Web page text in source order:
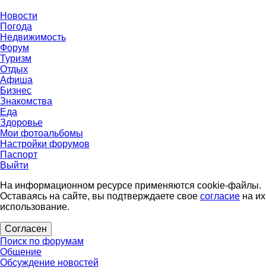
Новости
Погода
Недвижимость
Форум
Туризм
Отдых
Афиша
Бизнес
Знакомства
Еда
Здоровье
Мои фотоальбомы
Настройки форумов
Паспорт
Выйти
На информационном ресурсе применяются cookie-файлы.
Оставаясь на сайте, вы подтверждаете свое согласие на их
использование.
Согласен
Поиск по форумам
Общение
Обсуждение новостей